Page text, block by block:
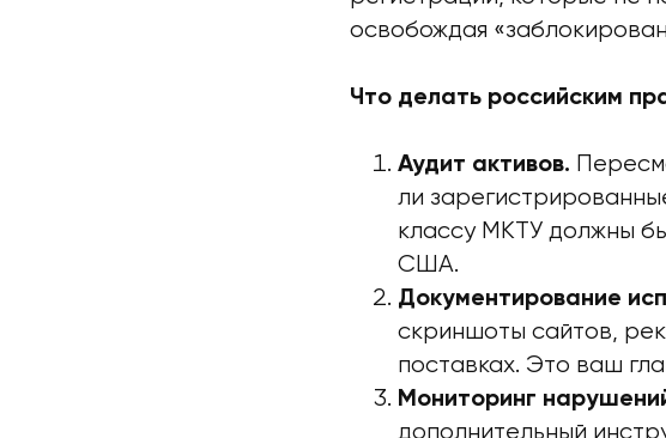
освобождая
Что делать российским
Аудит активов.
ли
классу МКТУ должны
США.
Документирование
скриншоты сайтов,
поставках. Это ваш
Мониторинг
дополнительный